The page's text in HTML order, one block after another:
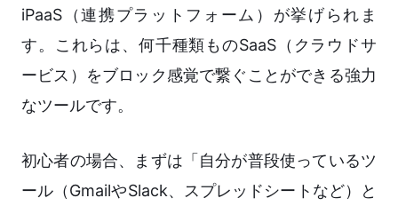
iPaaS（連携プラットフォーム）が挙げられま
す。これらは、何千種類ものSaaS（クラウドサ
ービス）をブロック感覚で繋ぐことができる強力
なツールです。
初心者の場合、まずは「自分が普段使っているツ
ール（GmailやSlack、スプレッドシートなど）と